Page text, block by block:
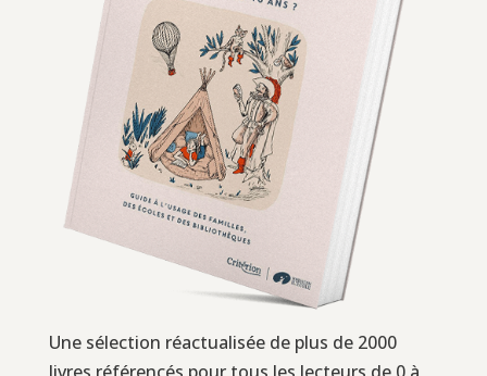
Une sélection réactualisée de plus de 2000
livres référencés pour tous les lecteurs de 0 à